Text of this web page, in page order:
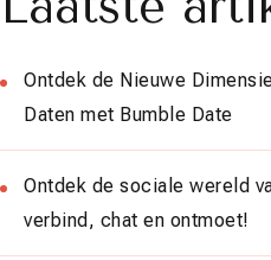
Ontdek de Nieuwe
Daten met Bumble Date
Ontdek de sociale wereld
verbind, chat en ontmoet!